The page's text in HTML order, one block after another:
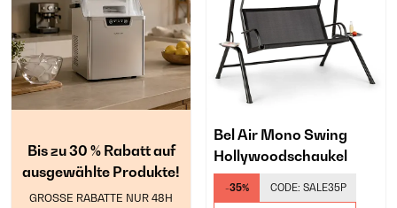
Bis zu 30 % Rabatt auf
ausgewählte Produkte!
GROSSE RABATTE NUR 48H
Bel Air Mono Swing
Hollywoodschaukel
-35% CODE: SALE35P